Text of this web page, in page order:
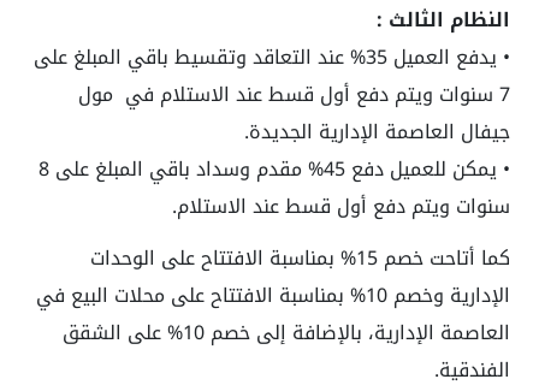
النظام الثالث :
• يدفع العميل 35% عند التعاقد وتقسيط باقي المبلغ على
7 سنوات ويتم دفع أول قسط عند الاستلام في
مول
جيفال العاصمة الإدارية الجديدة.
• يمكن للعميل دفع 45% مقدم وسداد باقي المبلغ على 8
سنوات ويتم دفع أول قسط عند الاستلام.
كما أتاحت خصم 15% بمناسبة الافتتاح على الوحدات
الإدارية وخصم 10% بمناسبة الافتتاح على محلات البيع في
العاصمة الإدارية، بالإضافة إلى خصم 10% على الشقق
الفندقية.